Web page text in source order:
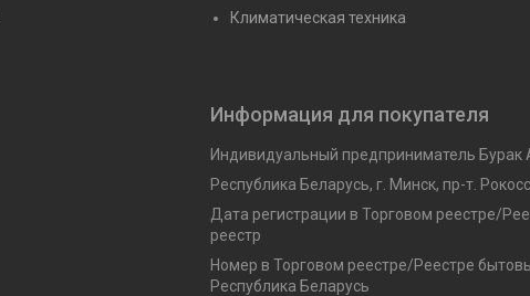
Климатическая техника
Информация для покупателя
Индивидуальный предприниматель Бурак
Республика Беларусь, г. Минск, пр-т.
Дата регистрации в Торговом реестре/
реестр
Номер в Торговом реестре/Реестре
Республика Беларусь